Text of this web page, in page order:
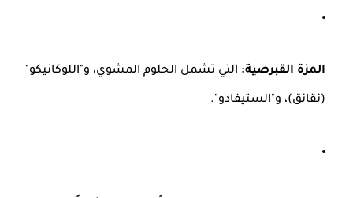
المزة القبرصية: التي تشمل الحلوم المشوي، و"اللوكانيكو"
(نقانق)، و"الستيفادو".